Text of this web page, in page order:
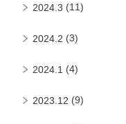
2024.3 (11)
2024.2 (3)
2024.1 (4)
2023.12 (9)